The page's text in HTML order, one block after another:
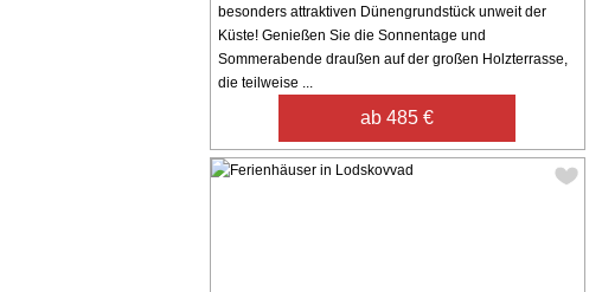
besonders attraktiven Dünengrundstück unweit der
Küste! Genießen Sie die Sonnentage und
Sommerabende draußen auf der großen Holzterrasse,
die teilweise ...
ab 485 €